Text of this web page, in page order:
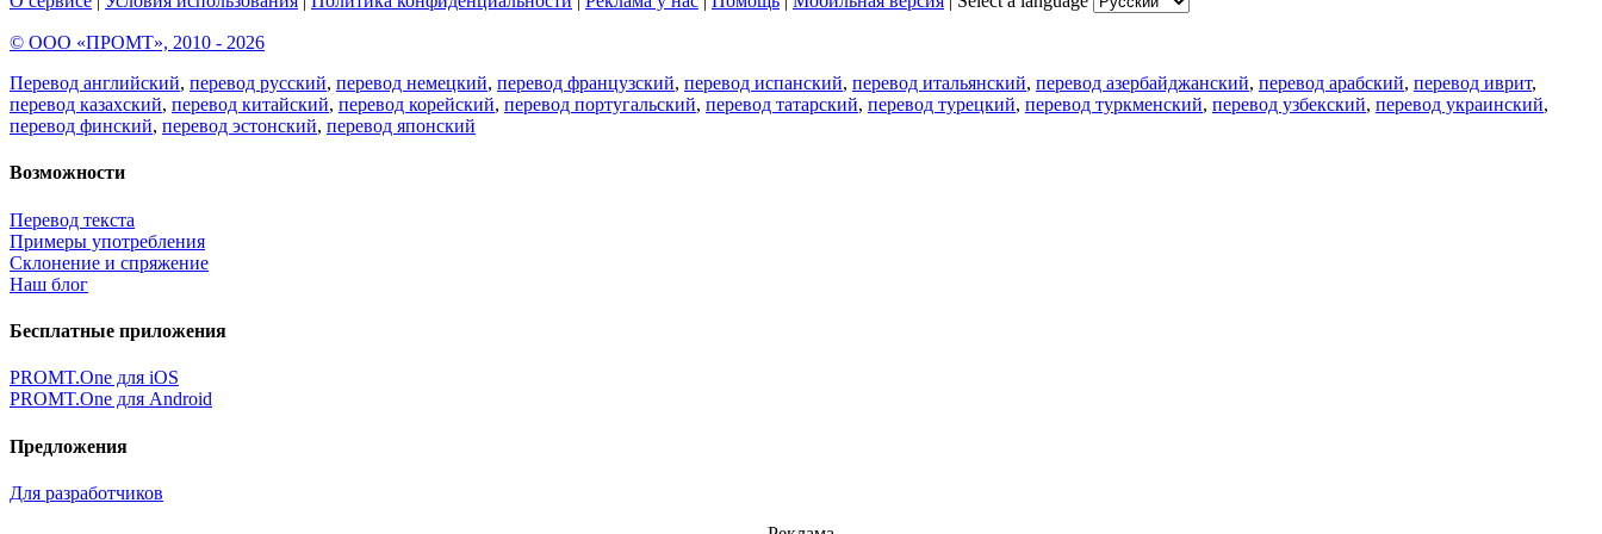
© ООО «ПРОМТ», 2010 - 2026
Перевод английский, перевод русский, перевод немецкий, перевод французский, перевод испанский, перевод итальянский, перевод азербайджанский, перевод арабский, перевод иврит,
перевод казахский, перевод китайский, перевод корейский, перевод португальский, перевод татарский, перевод турецкий, перевод туркменский, перевод узбекский, перевод украинский,
перевод финский, перевод эстонский, перевод японский
Возможности
Перевод текста
Примеры употребления
Склонение и спряжение
Наш блог
Бесплатные приложения
PROMT.One для iOS
PROMT.One для Android
Предложения
Для разработчиков